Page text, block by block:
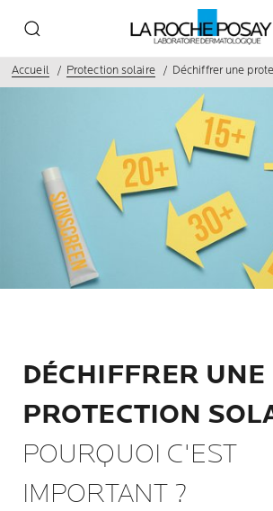
Accueil Protection solaire Déchiffrer une
DÉCHIFFRER UNE
PROTECTION
POURQUOI C'EST
IMPORTANT ?